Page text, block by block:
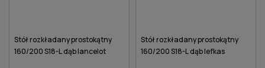
Stół rozkładany prostokątny
160/200 S18-L dąb lancelot
Stół rozkładany prostokątny
160/200 S18-L dąb lefkas